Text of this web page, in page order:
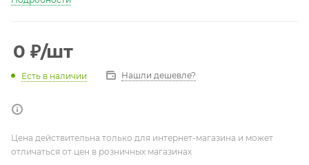
0 ₽/шт
Есть в наличии Нашли дешевле?
Цена действительна только для интернет-магазина и может
отличаться от цен в розничных магазинах